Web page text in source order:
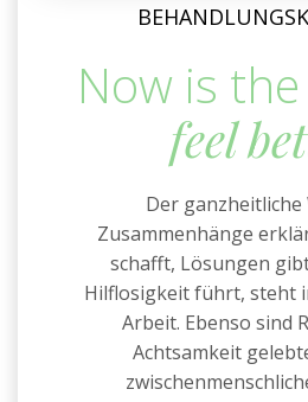
Now is the
feel
Der ganzheitliche
Zusammenhänge
schafft, Lösungen
Hilflosigkeit führt, steht
Arbeit. Ebenso sind
Achtsamkeit